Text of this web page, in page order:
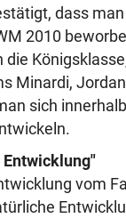
dass
2010
die
Minardi,
sich
vom